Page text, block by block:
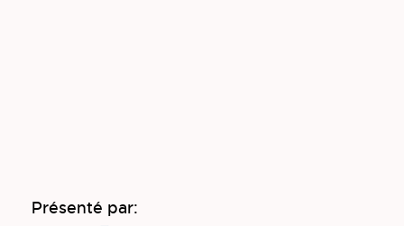
Présenté par: